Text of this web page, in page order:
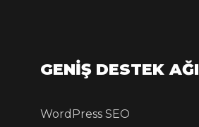
GENİŞ DESTEK AĞI
WordPress SEO